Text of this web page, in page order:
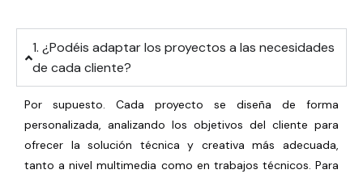
1. ¿Podéis adaptar los proyectos a las necesidades
de cada cliente?
Por supuesto. Cada proyecto se diseña de forma
personalizada, analizando los objetivos del cliente para
ofrecer la solución técnica y creativa más adecuada,
tanto a nivel multimedia como en trabajos técnicos. Para